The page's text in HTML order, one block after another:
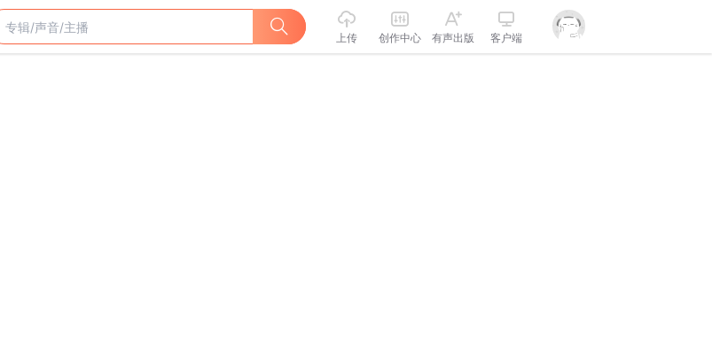
上传 创作中心 有声出版 客户端